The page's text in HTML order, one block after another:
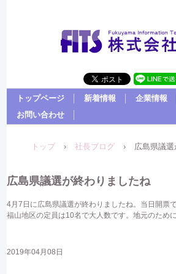
トップページ 新着情報 企業情報
お問い合わせ
トップ › 社長ブログ › 広島県議
広島県議選が終わりましたね
4月7日に広島県議選が終わりましたね。当日開票
福山地区の定員は10名で大人数です。地元のため
2019年04月08日